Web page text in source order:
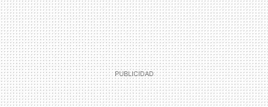
MAIL